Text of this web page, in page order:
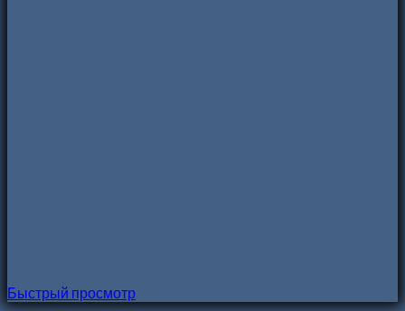
Быстрый просмотр